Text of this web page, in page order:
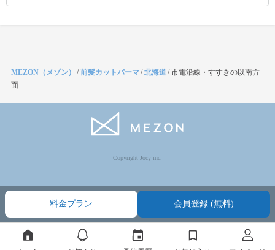
料金プラン 会員登録 (無料)
MEZON（メゾン） /前髪カットパーマ/北海道/市電沿線・すすきの以南方
面
Copyright Jocy inc.